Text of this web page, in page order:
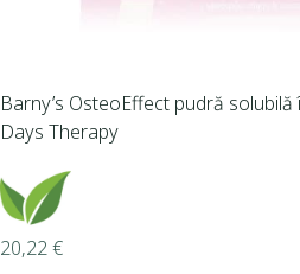
Barny’s OsteoEffect pudră
Days Therapy
20,22€